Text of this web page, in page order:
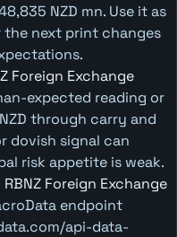
NZD mn. Use it as
next print changes
Foreign Exchange
expected reading or
through carry and
dovish signal can
risk appetite is weak.
Foreign Exchange
endpoint
api-data-